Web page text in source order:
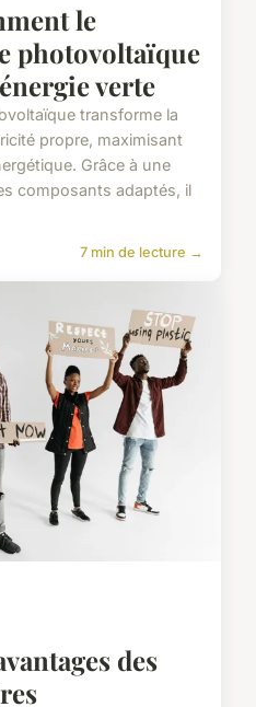
le
photovoltaïque
verte
transforme la
propre, maximisant
Grâce à une
composants adaptés, il
7 min de lecture →
des